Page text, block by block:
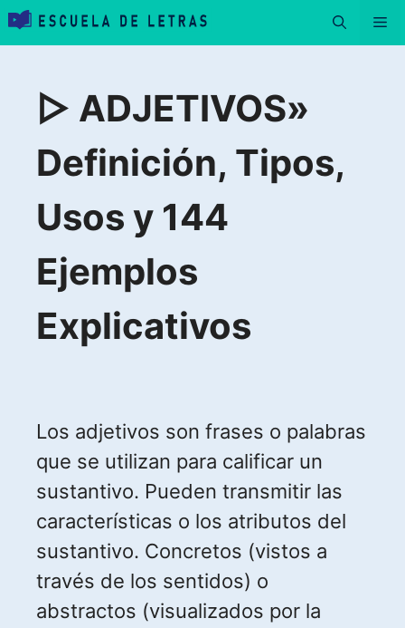
Saltar
contenido▷ ADJETIVOS»
Definición, Tipos,
Usos y 144
Ejemplos
Explicativos
Los adjetivos son frases o palabras
que se utilizan para calificar un
sustantivo. Pueden transmitir las
características o los atributos del
sustantivo. Concretos (vistos a
través de los sentidos) o
abstractos (visualizados por la